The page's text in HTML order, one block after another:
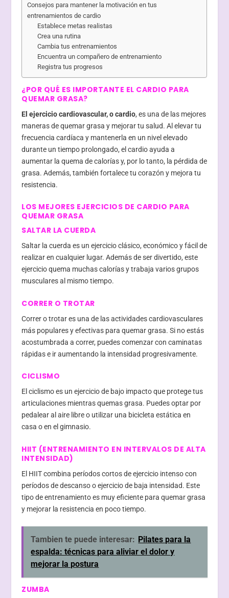
Consejos para mantener la motivación en tus
entrenamientos de cardio
Establece metas realistas
Crea una rutina
Cambia tus entrenamientos
Encuentra un compañero de entrenamiento
Registra tus progresos
¿POR QUÉ ES IMPORTANTE EL CARDIO PARA
QUEMAR GRASA?
El ejercicio cardiovascular, o cardio, es una de las mejores
maneras de quemar grasa y mejorar tu salud. Al elevar tu
frecuencia cardíaca y mantenerla en un nivel elevado
durante un tiempo prolongado, el cardio ayuda a
aumentar la quema de calorías y, por lo tanto, la pérdida de
grasa. Además, también fortalece tu corazón y mejora tu
resistencia.
LOS MEJORES EJERCICIOS DE CARDIO PARA
QUEMAR GRASA
SALTAR LA CUERDA
Saltar la cuerda es un ejercicio clásico, económico y fácil de
realizar en cualquier lugar. Además de ser divertido, este
ejercicio quema muchas calorías y trabaja varios grupos
musculares al mismo tiempo.
CORRER O TROTAR
Correr o trotar es una de las actividades cardiovasculares
más populares y efectivas para quemar grasa. Si no estás
acostumbrada a correr, puedes comenzar con caminatas
rápidas e ir aumentando la intensidad progresivamente.
CICLISMO
El ciclismo es un ejercicio de bajo impacto que protege tus
articulaciones mientras quemas grasa. Puedes optar por
pedalear al aire libre o utilizar una bicicleta estática en
casa o en el gimnasio.
HIIT (ENTRENAMIENTO EN INTERVALOS DE ALTA
INTENSIDAD)
El HIIT combina períodos cortos de ejercicio intenso con
períodos de descanso o ejercicio de baja intensidad. Este
tipo de entrenamiento es muy eficiente para quemar grasa
y mejorar la resistencia en poco tiempo.
Tambien te puede interesar: Pilates para la
espalda: técnicas para aliviar el dolor y
mejorar la postura
ZUMBA